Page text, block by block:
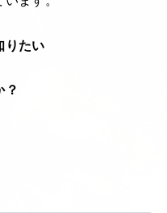
りたい
？